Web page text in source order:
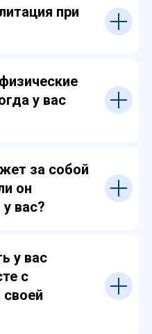
при
у вас
за собой
он
вас?
у вас
с